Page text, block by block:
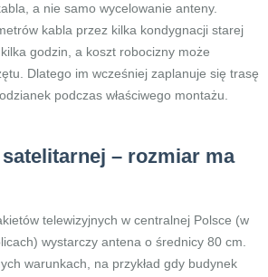
a nie samo wycelowanie anteny.
kabla przez kilka kondygnacji starej
godzin, a koszt robocizny może
Dlatego im wcześniej zaplanuje się trasę
podczas właściwego montażu.
– rozmiar ma
telewizyjnych w centralnej Polsce (w
wystarczy antena o średnicy 80 cm.
warunkach, na przykład gdy budynek